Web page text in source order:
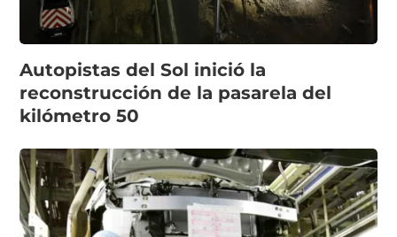
Autopistas del Sol inició la
reconstrucción de la pasarela del
kilómetro 50